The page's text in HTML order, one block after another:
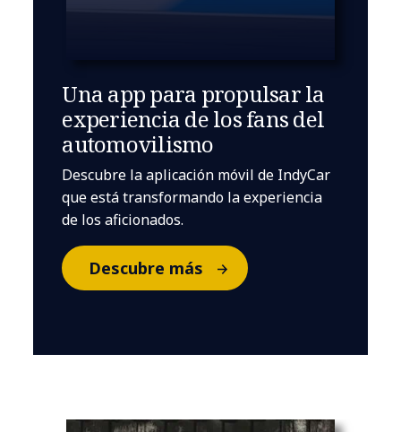
Una app para propulsar la
experiencia de los fans del
automovilismo
Descubre la aplicación móvil de IndyCar
que está transformando la experiencia
de los aficionados.
Descubre más